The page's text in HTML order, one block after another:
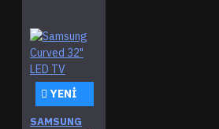
YENI
SAMSUNG